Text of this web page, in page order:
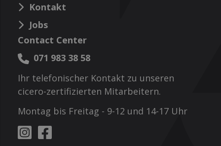
Kontakt
Jobs
Contact Center
071 983 38 58
Ihr telefonischer Kontakt zu unseren
cicero-zertifizierten Mitarbeitern.
Montag bis Freitag - 9-12 und 14-17 Uhr